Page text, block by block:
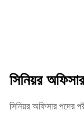
সিনিয়র
সিনিয়র অফিসার পদের